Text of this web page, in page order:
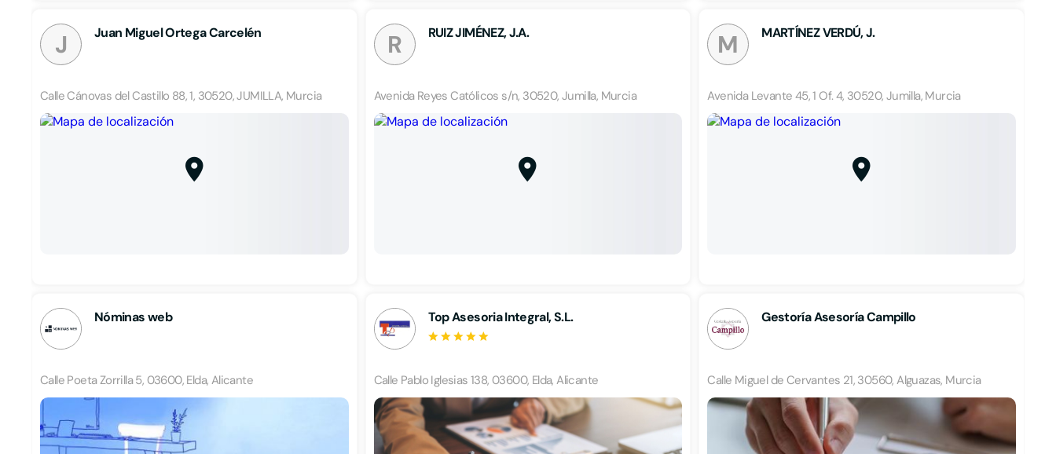
J Juan Miguel Ortega Carcelén
Calle Cánovas del Castillo 88, 1, 30520, JUMILLA, Murcia
R RUIZ JIMÉNEZ, J.A.
Avenida Reyes Católicos s/n, 30520, Jumilla, Murcia
M MARTÍNEZ VERDÚ, J.
Avenida Levante 45, 1 Of. 4, 30520, Jumilla, Murcia
Nóminas web
Calle Poeta Zorrilla 5, 03600, Elda, Alicante
Top Asesoria Integral, S.L.
Calle Pablo Iglesias 138, 03600, Elda, Alicante
Gestoría Asesoría Campillo
Calle Miguel de Cervantes 21, 30560, Alguazas, Murcia